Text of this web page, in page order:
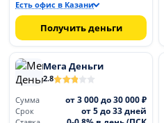
Есть офис в Казани
Получить деньги
Мега Деньги
2.8
Сумма от 3 000 до 30 000 ₽
Срок от 5 до 33 дней